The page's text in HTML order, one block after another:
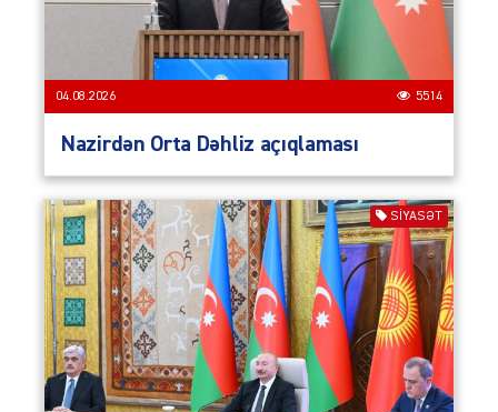
04.08.2026 5514
Nazirdən Orta Dəhliz açıqlaması
SIYASƏT